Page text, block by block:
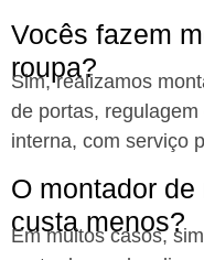
Vocês fazem
roupa?
Sim, realizamos
de portas,
interna, com serviço
O montador
custa menos?
Em muitos casos,